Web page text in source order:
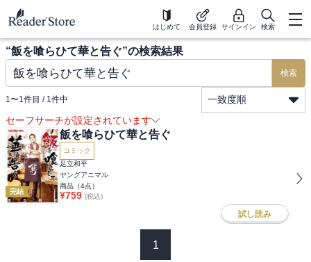
はじめて 会員登録 サインイン 検索
“飯を喰らひて華と告ぐ”の検索結果
検索
1〜1件目 / 1件中
一致度順
セーフサーチが設定されています
完結
飯を喰らひて華と告ぐ
コミック
足立和平
ヤングアニマル
商品（4点）
¥759 (税込)
試し読み
1